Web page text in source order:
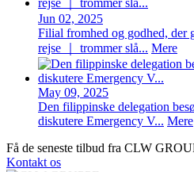
Jun 02, 2025
Filial fromhed og godhed, der
rejse ｜ trommer slå... Mere
May 09, 2025
Den filippinske delegation
diskutere Emergency V... Mere
Få de seneste tilbud fra CLW
Kontakt os